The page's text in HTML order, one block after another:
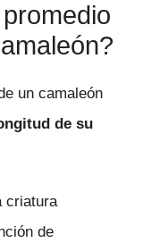
un camaleón
de su
criatura
de